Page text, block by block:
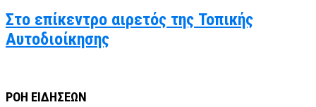
Στο επίκεντρο αιρετός της Τοπικής
Αυτοδιοίκησης
ΡΟΗ ΕΙΔΗΣΕΩΝ